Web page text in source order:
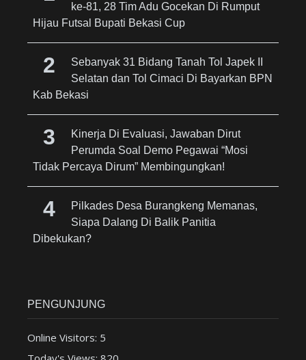
ke-81, 28 Tim Adu Gocekan Di Rumput
Hijau Futsal Bupati Bekasi Cup
Sebanyak 31 Bidang Tanah Tol Japek II
Selatan dan Tol Cimaci Di Bayarkan BPN
Kab Bekasi
Kinerja Di Evaluasi, Jawaban Dirut
Perumda Soal Demo Pegawai “Mosi
Tidak Percaya Dirum” Membingungkan!
Pilkades Desa Burangkeng Memanas,
Siapa Dalang Di Balik Panitia
Dibekukan?
PENGUNJUNG
Online Visitors: 5